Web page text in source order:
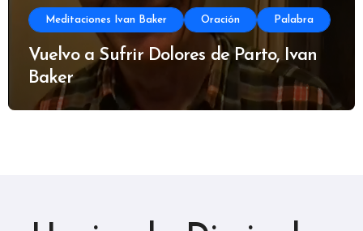
Meditaciones Ivan Baker Oración Palabra
Vuelvo a Sufrir Dolores de Parto, Ivan
Baker